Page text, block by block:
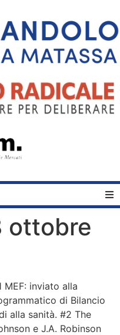
ottobre
MEF: inviato alla
di Bilancio
alla sanità. #2 The
e J.A. Robinson